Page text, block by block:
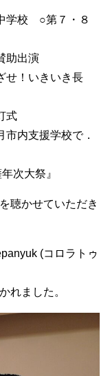
学校 ○第７・８
助出演
せ！いきいき長
式
内支援学校で．
次大祭』
聴かせていただき
(コロラトゥ
れました。